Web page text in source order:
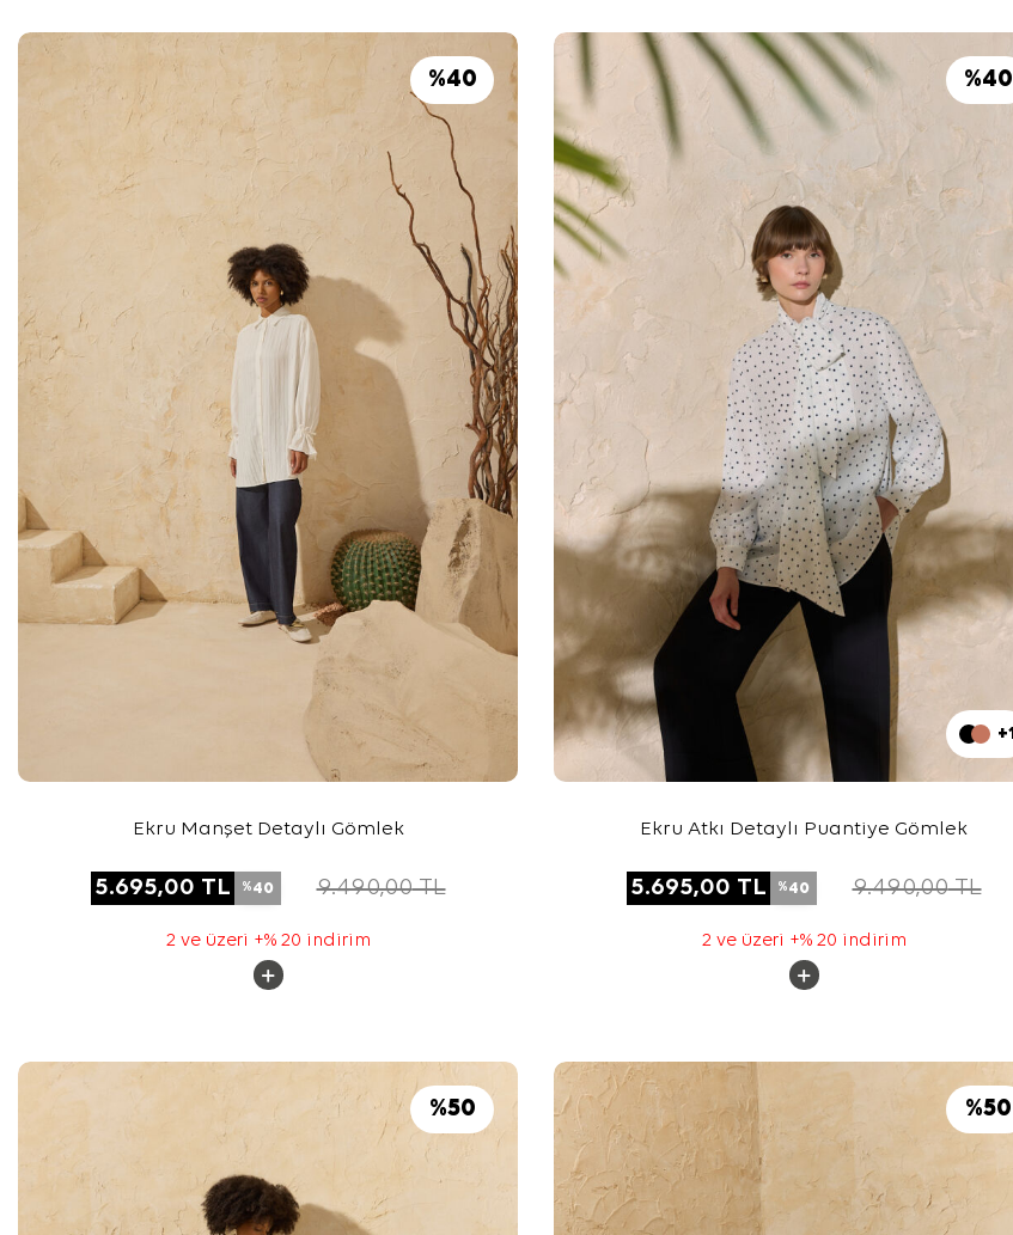
%40
Ekru Manşet Detaylı Gömlek
5.695,00 TL %40 9.490,00TL
2 ve üzeri +% 20 indirim
%40
+1
Ekru Atkı Detaylı Puantiye Gömlek
5.695,00 TL %40 9.490,00TL
2 ve üzeri +% 20 indirim
%50 %50